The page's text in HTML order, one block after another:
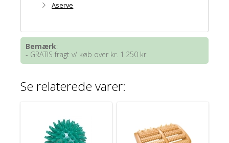
Aserve
Bemærk:
- GRATIS fragt v/ køb over kr. 1.250 kr.
Se relaterede varer: